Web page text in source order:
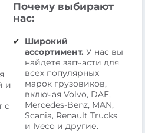
и
с
Почему выбирают
нас:
Широкий
ассортимент. У нас вы
найдете запчасти для
всех популярных
марок грузовиков,
включая Volvo, DAF,
Mercedes-Benz, MAN,
Scania, Renault Trucks
и Iveco и другие.